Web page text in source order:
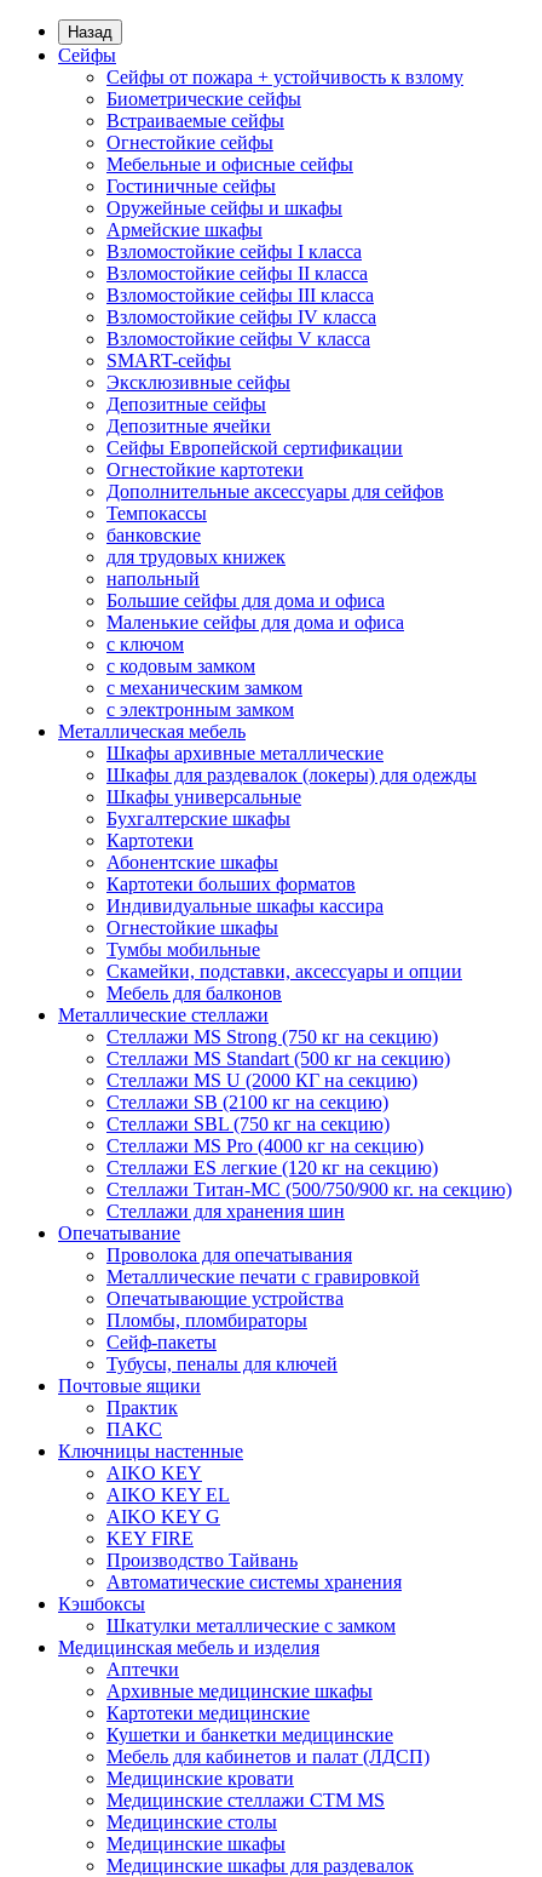
Назад
Сейфы
Сейфы от пожара + устойчивость к взлому
Биометрические сейфы
Встраиваемые сейфы
Огнестойкие сейфы
Мебельные и офисные сейфы
Гостиничные сейфы
Оружейные сейфы и шкафы
Армейские шкафы
Взломостойкие сейфы I класса
Взломостойкие сейфы II класса
Взломостойкие сейфы III класса
Взломостойкие сейфы IV класса
Взломостойкие сейфы V класса
SMART-сейфы
Эксклюзивные сейфы
Депозитные сейфы
Депозитные ячейки
Сейфы Европейской сертификации
Огнестойкие картотеки
Дополнительные аксессуары для сейфов
Темпокассы
банковские
для трудовых книжек
напольный
Большие сейфы для дома и офиса
Маленькие сейфы для дома и офиса
с ключом
с кодовым замком
с механическим замком
с электронным замком
Металлическая мебель
Шкафы архивные металлические
Шкафы для раздевалок (локеры) для одежды
Шкафы универсальные
Бухгалтерские шкафы
Картотеки
Абонентские шкафы
Картотеки больших форматов
Индивидуальные шкафы кассира
Огнестойкие шкафы
Тумбы мобильные
Скамейки, подставки, аксессуары и опции
Мебель для балконов
Металлические стеллажи
Стеллажи MS Strong (750 кг на секцию)
Стеллажи MS Standart (500 кг на секцию)
Стеллажи MS U (2000 КГ на секцию)
Стеллажи SB (2100 кг на секцию)
Стеллажи SBL (750 кг на секцию)
Стеллажи MS Pro (4000 кг на секцию)
Стеллажи ES легкие (120 кг на секцию)
Стеллажи Титан-МС (500/750/900 кг. на секцию)
Стеллажи для хранения шин
Опечатывание
Проволока для опечатывания
Металлические печати с гравировкой
Опечатывающие устройства
Пломбы, пломбираторы
Сейф-пакеты
Тубусы, пеналы для ключей
Почтовые ящики
Практик
ПАКС
Ключницы настенные
AIKO KEY
AIKO KEY EL
AIKO KEY G
KEY FIRE
Производство Тайвань
Автоматические системы хранения
Кэшбоксы
Шкатулки металлические с замком
Медицинская мебель и изделия
Аптечки
Архивные медицинские шкафы
Картотеки медицинские
Кушетки и банкетки медицинские
Мебель для кабинетов и палат (ЛДСП)
Медицинские кровати
Медицинские стеллажи CTM MS
Медицинские столы
Медицинские шкафы
Медицинские шкафы для раздевалок